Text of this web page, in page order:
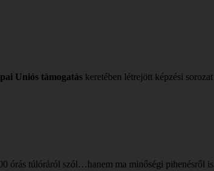
Uniós támogatás keretében létrejött képzési
órás túlóráról szól…hanem ma minőségi pihenésről